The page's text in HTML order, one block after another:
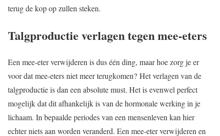
terug de kop op zullen steken.
Talgproductie verlagen tegen mee-eters
Een mee-eter verwijderen is dus één ding, maar hoe zorg je er
voor dat mee-eters niet meer terugkomen? Het verlagen van de
talgproductie is dan een absolute must. Het is evenwel perfect
mogelijk dat dit afhankelijk is van de hormonale werking in je
lichaam. In bepaalde periodes van een mensenleven kan hier
echter niets aan worden veranderd. Een mee-eter verwijderen en